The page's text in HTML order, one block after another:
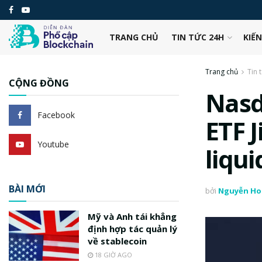
TRANG CHỦ TIN TỨC 24H
Trang chủ Tin
ETF
bởi Nguyễn
CỘNG ĐỒNG
Facebook
Youtube
BÀI MỚI
Mỹ và Anh tái khẳng
định hợp tác quản lý
về stablecoin
18 GIỜ AGO